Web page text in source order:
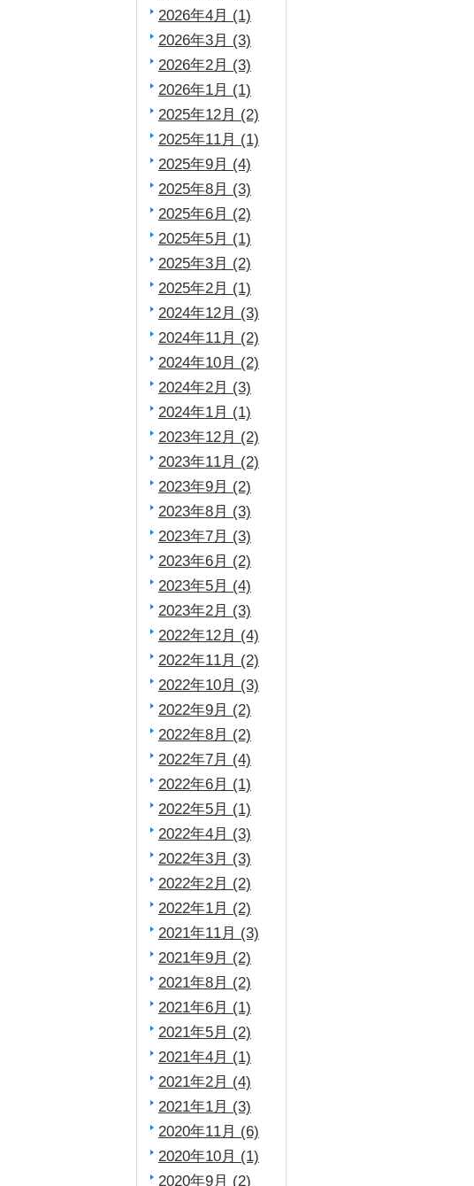
2026年4月 (1)
2026年3月 (3)
2026年2月 (3)
2026年1月 (1)
2025年12月 (2)
2025年11月 (1)
2025年9月 (4)
2025年8月 (3)
2025年6月 (2)
2025年5月 (1)
2025年3月 (2)
2025年2月 (1)
2024年12月 (3)
2024年11月 (2)
2024年10月 (2)
2024年2月 (3)
2024年1月 (1)
2023年12月 (2)
2023年11月 (2)
2023年9月 (2)
2023年8月 (3)
2023年7月 (3)
2023年6月 (2)
2023年5月 (4)
2023年2月 (3)
2022年12月 (4)
2022年11月 (2)
2022年10月 (3)
2022年9月 (2)
2022年8月 (2)
2022年7月 (4)
2022年6月 (1)
2022年5月 (1)
2022年4月 (3)
2022年3月 (3)
2022年2月 (2)
2022年1月 (2)
2021年11月 (3)
2021年9月 (2)
2021年8月 (2)
2021年6月 (1)
2021年5月 (2)
2021年4月 (1)
2021年2月 (4)
2021年1月 (3)
2020年11月 (6)
2020年10月 (1)
2020年9月 (2)